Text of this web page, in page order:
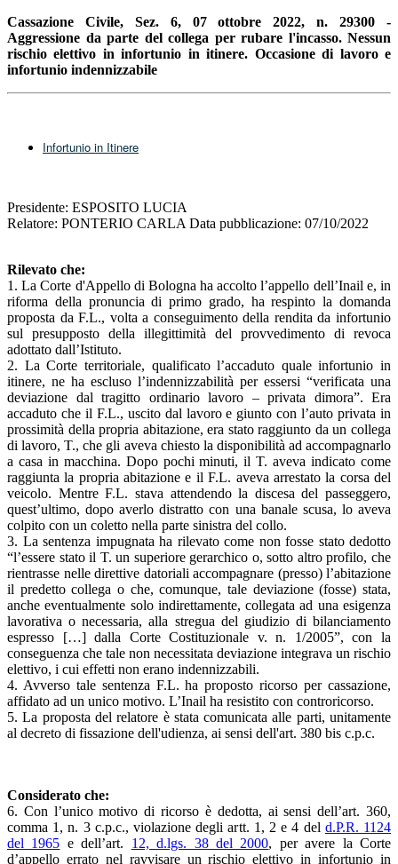
Cassazione Civile, Sez. 6, 07 ottobre 2022, n. 29300 -
Aggressione da parte del collega per rubare l'incasso. Nessun
rischio elettivo in infortunio in itinere. Occasione di lavoro e
infortunio indennizzabile
Infortunio in Itinere
Presidente: ESPOSITO LUCIA
Relatore: PONTERIO CARLA Data pubblicazione: 07/10/2022
Rilevato che:
1. La Corte d'Appello di Bologna ha accolto l’appello dell’Inail e, in
riforma della pronuncia di primo grado, ha respinto la domanda
proposta da F.L., volta a conseguimento della rendita da infortunio
sul presupposto della illegittimità del provvedimento di revoca
adottato dall’Istituto.
2. La Corte territoriale, qualificato l’accaduto quale infortunio in
itinere, ne ha escluso l’indennizzabilità per essersi “verificata una
deviazione dal tragitto ordinario lavoro – privata dimora”. Era
accaduto che il F.L., uscito dal lavoro e giunto con l’auto privata in
prossimità della propria abitazione, era stato raggiunto da un collega
di lavoro, T., che gli aveva chiesto la disponibilità ad accompagnarlo
a casa in macchina. Dopo pochi minuti, il T. aveva indicato come
raggiunta la propria abitazione e il F.L. aveva arrestato la corsa del
veicolo. Mentre F.L. stava attendendo la discesa del passeggero,
quest’ultimo, dopo averlo distratto con una banale scusa, lo aveva
colpito con un coletto nella parte sinistra del collo.
3. La sentenza impugnata ha rilevato come non fosse stato dedotto
“l’essere stato il T. un superiore gerarchico o, sotto altro profilo, che
rientrasse nelle direttive datoriali accompagnare (presso) l’abitazione
il predetto collega o che, comunque, tale deviazione (fosse) stata,
anche eventualmente solo indirettamente, collegata ad una esigenza
lavorativa o necessaria, alla stregua del giudizio di bilanciamento
espresso […] dalla Corte Costituzionale v. n. 1/2005”, con la
conseguenza che tale non necessitata deviazione integrava un rischio
elettivo, i cui effetti non erano indennizzabili.
4. Avverso tale sentenza F.L. ha proposto ricorso per cassazione,
affidato ad un unico motivo. L’Inail ha resistito con controricorso.
5. La proposta del relatore è stata comunicata alle parti, unitamente
al decreto di fissazione dell'udienza, ai sensi dell'art. 380 bis c.p.c.
Considerato che:
6. Con l’unico motivo di ricorso è dedotta, ai sensi dell’art. 360,
comma 1, n. 3 c.p.c., violazione degli artt. 1, 2 e 4 del d.P.R. 1124
del 1965 e dell’art. 12, d.lgs. 38 del 2000, per avere la Corte
d’appello errato nel ravvisare un rischio elettivo in infortunio in